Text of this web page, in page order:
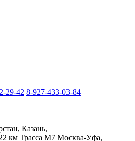
29-42 8-927-433-03-84
Казань,
км Трасса М7 Москва-Уфа,